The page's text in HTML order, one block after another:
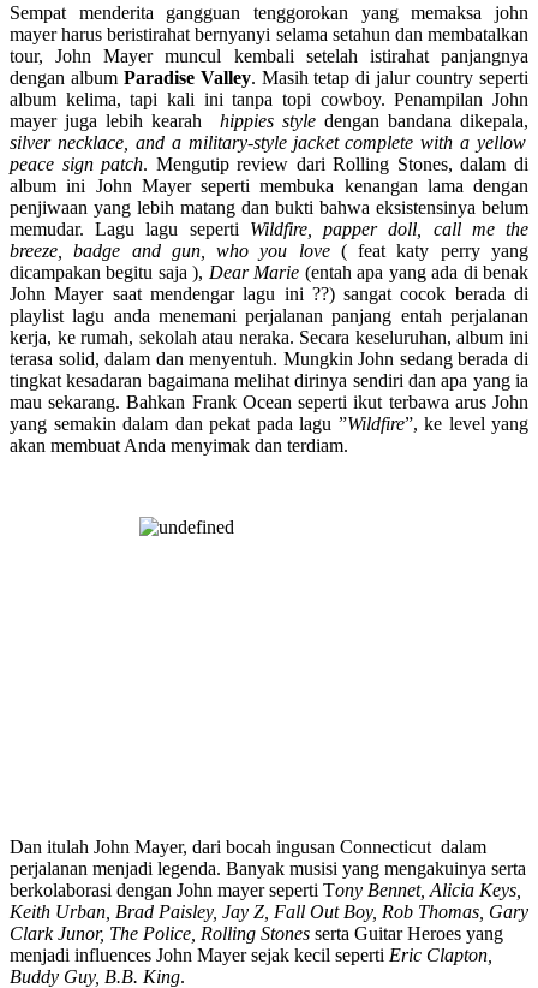
Sempat menderita gangguan tenggorokan yang memaksa john
mayer harus beristirahat bernyanyi selama setahun dan membatalkan
tour, John Mayer muncul kembali setelah istirahat panjangnya
dengan album Paradise Valley. Masih tetap di jalur country seperti
album kelima, tapi kali ini tanpa topi cowboy. Penampilan John
mayer juga lebih kearah hippies styledengan bandana dikepala,
silver necklace, and a military-style jacket complete with a yellow
peace sign patch. Mengutip review dari Rolling Stones, dalam di
album ini John Mayer seperti membuka kenangan lama dengan
penjiwaan yang lebih matang dan bukti bahwa eksistensinya belum
memudar. Lagu lagu seperti Wildfire, papper doll, call me the
breeze, badge and gun, who you love( feat katy perry yang
dicampakan begitu saja ), Dear Marie (entah apa yang ada di benak
John Mayer saat mendengar lagu ini ??) sangat cocok berada di
playlist lagu anda menemani perjalanan panjang entah perjalanan
kerja, ke rumah, sekolah atau neraka. Secara keseluruhan, album ini
terasa solid, dalam dan menyentuh. Mungkin John sedang berada di
tingkat kesadaran bagaimana melihat dirinya sendiri dan apa yang ia
mau sekarang. Bahkan Frank Ocean seperti ikut terbawa arus John
yang semakin dalam dan pekat pada lagu ”Wildfire”, ke level yang
akan membuat Anda menyimak dan terdiam.
Dan itulah John Mayer, dari bocah ingusan Connecticut dalam
perjalanan menjadi legenda. Banyak musisi yang mengakuinya serta
berkolaborasi dengan John mayer seperti Tony Bennet, Alicia Keys,
Keith Urban, Brad Paisley, Jay Z, Fall Out Boy, Rob Thomas, Gary
Clark Junor, The Police, Rolling Stones serta Guitar Heroes yang
menjadi influences John Mayer sejak kecil seperti Eric Clapton,
Buddy Guy, B.B. King.